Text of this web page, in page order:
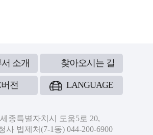
소개 찾아오시는 길
버전 LANGUAGE
종특별자치시 도움5로 20,
사 법제처(7-1동) 044-200-6900